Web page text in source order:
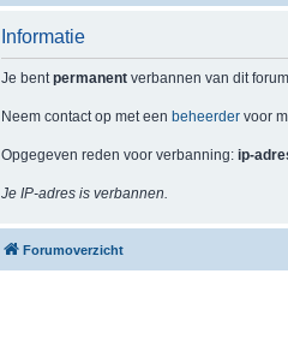
Informatie
Je bentpermanent verbannen van dit
Neem contact op met een beheerder voor
Opgegeven reden voor verbanning: ip-
Je IP-adres is verbannen.
Forumoverzicht